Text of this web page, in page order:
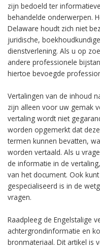
zijn bedoeld ter
behandelde onderwerpen.
Delaware houdt zich niet
juridische,
dienstverlening. Als u op
andere professionele
hiertoe bevoegde
Vertalingen van de inhoud
zijn alleen voor uw gemak
vertaling wordt niet
worden opgemerkt dat
termen kunnen bevatten,
worden vertaald. Als u
de informatie in de
van het document. Ook
gespecialiseerd is in de
vragen.
Raadpleeg de Engelstalige
achtergrondinformatie en
bronmateriaal. Dit artikel is